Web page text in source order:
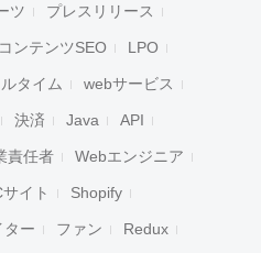
ツ プレスリリース
コンテンツSEO LPO
タイム webサービス
決済 Java API
責任者 Webエンジニア
サイト Shopify
ター ファン Redux